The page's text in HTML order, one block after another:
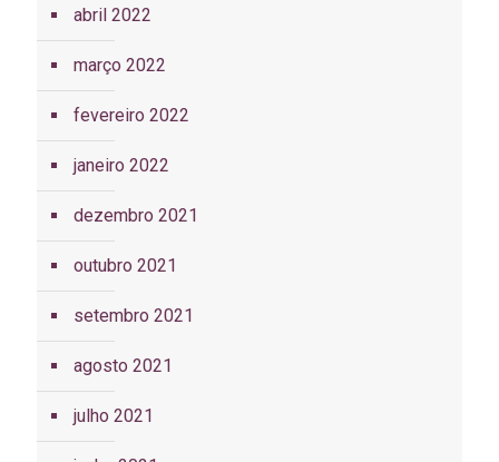
abril 2022
março 2022
fevereiro 2022
janeiro 2022
dezembro 2021
outubro 2021
setembro 2021
agosto 2021
julho 2021